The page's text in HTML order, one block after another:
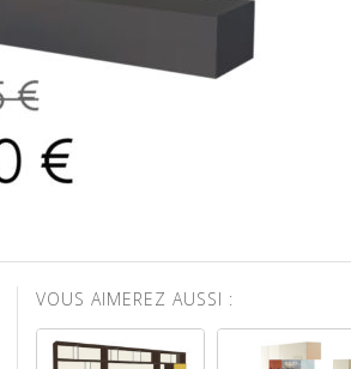
VOUS AIMEREZ AUSSI :